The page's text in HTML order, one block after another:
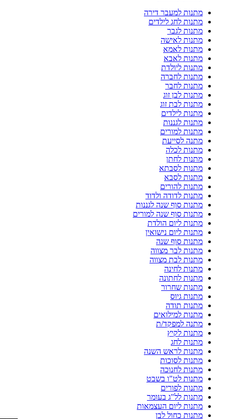
מתנות למעבר דירה
מתנות לחג לילדים
מתנות לגבר
מתנות לאישה
מתנות לאמא
מתנות לאבא
מתנות ליולדת
מתנות לחברה
מתנות לחבר
מתנות לבן זוג
מתנות לבת זוג
מתנות לילדים
מתנות לגננות
מתנות למורים
מתנה לסייעת
מתנות לכלה
מתנות לחתן
מתנות לסבתא
מתנות לסבא
מתנות להורים
מתנות לדודה ולדוד
מתנות סוף שנה לגננות
מתנות סוף שנה למורים
מתנות ליום הולדת
מתנות ליום נישואין
מתנות סוף שנה
מתנות לבר מצווה
מתנות לבת מצווה
מתנות לחינה
מתנות לחתונה
מתנות שחרור
מתנות גיוס
מתנות תודה
מתנות למילואים
מתנה למפקד/ת
מתנות לקיץ
מתנות לחג
מתנות לראש השנה
מתנות לסוכות
מתנות לחנוכה
מתנות לט"ו בשבט
מתנות לפורים
מתנות לל"ג בעומר
מתנות ליום העצמאות
מתנות כחול לבן